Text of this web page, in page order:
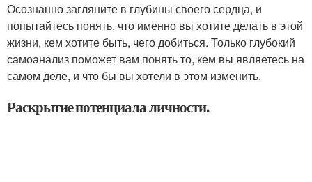
Осознанно загляните в глубины своего сердца, и
попытайтесь понять, что именно вы хотите делать в этой
жизни, кем хотите быть, чего добиться. Только глубокий
самоанализ поможет вам понять то, кем вы являетесь на
самом деле, и что бы вы хотели в этом изменить.
Раскрытие потенциала личности.